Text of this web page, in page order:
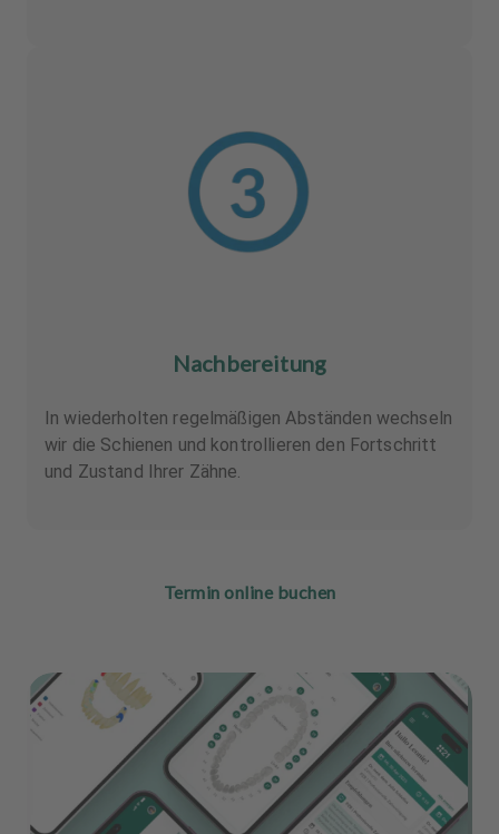
Nachbereitung
In wiederholten regelmäßigen Abständen wechseln
wir die Schienen und kontrollieren den Fortschritt
und Zustand Ihrer Zähne.
Termin online buchen